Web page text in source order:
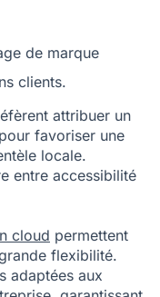
de marque
clients.
attribuer un
favoriser une
locale.
entre accessibilité
cloud permettent
flexibilité.
adaptées aux